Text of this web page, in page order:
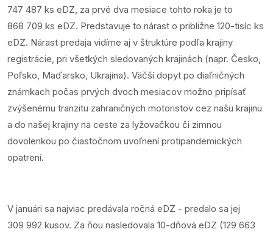
747 487 ks eDZ, za prvé dva mesiace tohto roka je to
868 709 ks eDZ. Predstavuje to nárast o približne 120-tisíc ks
eDZ. Nárast predaja vidíme aj v štruktúre podľa krajiny
registrácie, pri všetkých sledovaných krajinách (napr. Česko,
Poľsko, Maďarsko, Ukrajina). Väčší dopyt po diaľničných
známkach počas prvých dvoch mesiacov možno pripísať
zvýšenému tranzitu zahraničných motoristov cez našu krajinu
a do našej krajiny na ceste za lyžovačkou či zimnou
dovolenkou po čiastočnom uvoľnení protipandemických
opatrení.
V januári sa najviac predávala ročná eDZ - predalo sa jej
309 992 kusov. Za ňou nasledovala 10-dňová eDZ (129 663